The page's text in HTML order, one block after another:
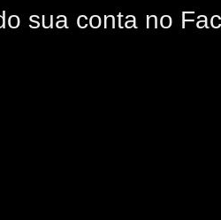
sua conta no